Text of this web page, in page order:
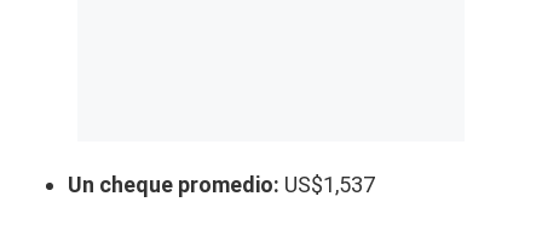
Un cheque promedio: US$1,537